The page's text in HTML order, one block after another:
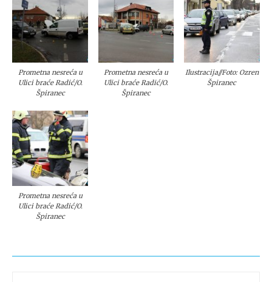
Prometna nesreća u
Ulici braće Radić/O.
Špiranec
Prometna nesreća u
Ulici braće Radić/O.
Špiranec
Ilustracija//Foto: Ozren
Špiranec
Prometna nesreća u
Ulici braće Radić/O.
Špiranec